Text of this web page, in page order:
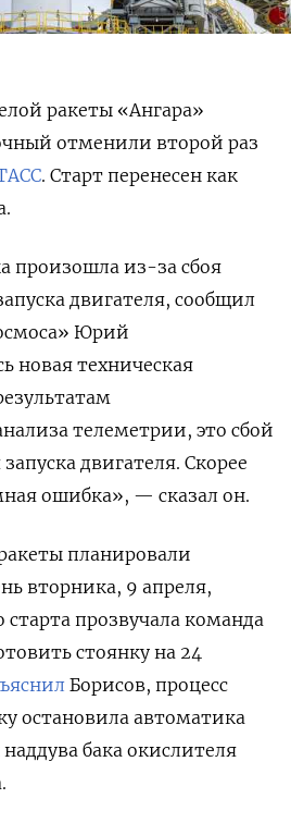
ракеты «Ангара»
отменили второй раз
. Старт перенесен как
произошла из-за сбоя
двигателя, сообщил
Юрий
новая техническая
телеметрии, это сбой
двигателя. Скорее
ошибка», — сказал он.
планировали
вторника, 9 апреля,
прозвучала команда
стоянку на 24
Борисов, процесс
остановила автоматика
бака окислителя